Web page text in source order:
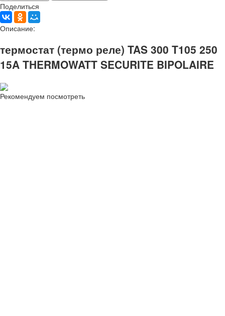
Поделиться
Описание:
термостат (термо реле) TAS 300 T105 250
15A THERMOWATT SECURITE BIPOLAIRE
Рекомендуем посмотреть